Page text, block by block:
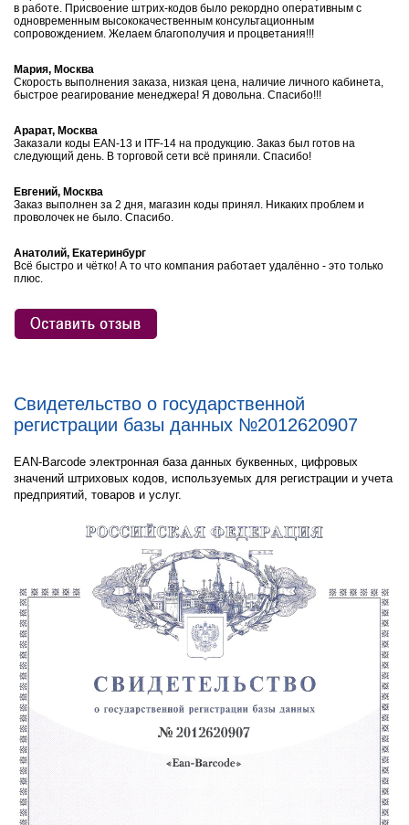
в работе. Присвоение штрих-кодов было рекордно оперативным с
одновременным высококачественным консультационным
сопровождением. Желаем благополучия и процветания!!!
Мария, Москва
Скорость выполнения заказа, низкая цена, наличие личного кабинета,
быстрое реагирование менеджера! Я довольна. Спасибо!!!
Арарат, Москва
Заказали коды EAN-13 и ITF-14 на продукцию. Заказ был готов на
следующий день. В торговой сети всё приняли. Спасибо!
Евгений, Москва
Заказ выполнен за 2 дня, магазин коды принял. Никаких проблем и
проволочек не было. Спасибо.
Анатолий, Екатеринбург
Всё быстро и чётко! А то что компания работает удалённо - это только
плюс.
Свидетельство о государственной
регистрации базы данных №2012620907
EAN-Barcode электронная база данных буквенных, цифровых
значений штриховых кодов, используемых для регистрации и учета
предприятий, товаров и услуг.